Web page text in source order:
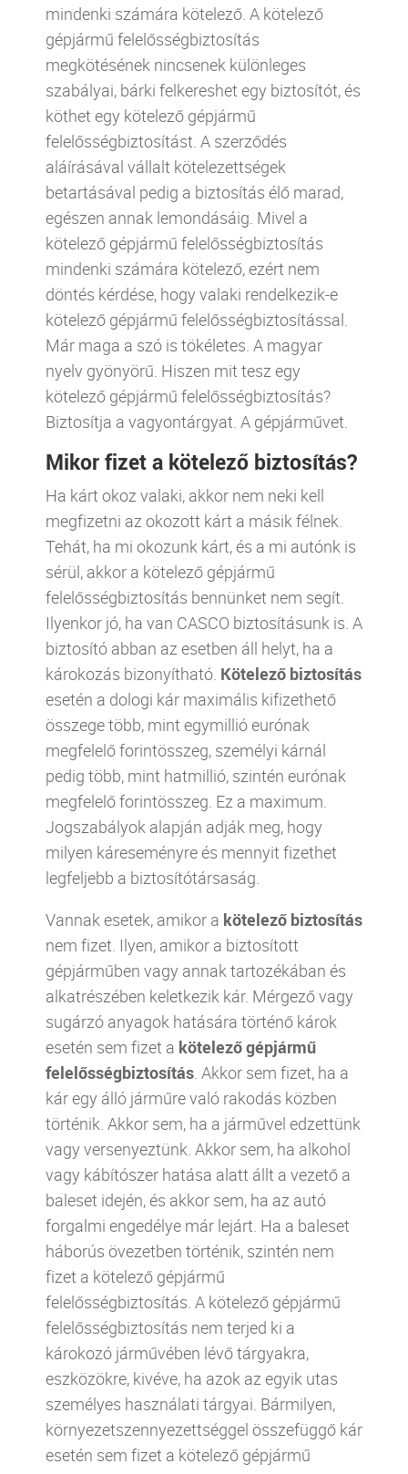
mindenki számára kötelező. A kötelező
gépjármű felelősségbiztosítás
megkötésének nincsenek különleges
szabályai, bárki felkereshet egy biztosítót, és
köthet egy kötelező gépjármű
felelősségbiztosítást. A szerződés
aláírásával vállalt kötelezettségek
betartásával pedig a biztosítás élő marad,
egészen annak lemondásáig. Mivel a
kötelező gépjármű felelősségbiztosítás
mindenki számára kötelező, ezért nem
döntés kérdése, hogy valaki rendelkezik-e
kötelező gépjármű felelősségbiztosítással.
Már maga a szó is tökéletes. A magyar
nyelv gyönyörű. Hiszen mit tesz egy
kötelező gépjármű felelősségbiztosítás?
Biztosítja a vagyontárgyat. A gépjárművet.
Mikor fizet a kötelező biztosítás?
Ha kárt okoz valaki, akkor nem neki kell
megfizetni az okozott kárt a másik félnek.
Tehát, ha mi okozunk kárt, és a mi autónk is
sérül, akkor a kötelező gépjármű
felelősségbiztosítás bennünket nem segít.
Ilyenkor jó, ha van CASCO biztosításunk is. A
biztosító abban az esetben áll helyt, ha a
károkozás bizonyítható. Kötelező biztosítás
esetén a dologi kár maximális kifizethető
összege több, mint egymillió eurónak
megfelelő forintösszeg, személyi kárnál
pedig több, mint hatmillió, szintén eurónak
megfelelő forintösszeg. Ez a maximum.
Jogszabályok alapján adják meg, hogy
milyen káreseményre és mennyit fizethet
legfeljebb a biztosítótársaság.
Vannak esetek, amikor a kötelező biztosítás
nem fizet. Ilyen, amikor a biztosított
gépjárműben vagy annak tartozékában és
alkatrészében keletkezik kár. Mérgező vagy
sugárzó anyagok hatására történő károk
esetén sem fizet a kötelező gépjármű
felelősségbiztosítás. Akkor sem fizet, ha a
kár egy álló járműre való rakodás közben
történik. Akkor sem, ha a járművel edzettünk
vagy versenyeztünk. Akkor sem, ha alkohol
vagy kábítószer hatása alatt állt a vezető a
baleset idején, és akkor sem, ha az autó
forgalmi engedélye már lejárt. Ha a baleset
háborús övezetben történik, szintén nem
fizet a kötelező gépjármű
felelősségbiztosítás. A kötelező gépjármű
felelősségbiztosítás nem terjed ki a
károkozó járművében lévő tárgyakra,
eszközökre, kivéve, ha azok az egyik utas
személyes használati tárgyai. Bármilyen,
környezetszennyezettséggel összefüggő kár
esetén sem fizet a kötelező gépjármű